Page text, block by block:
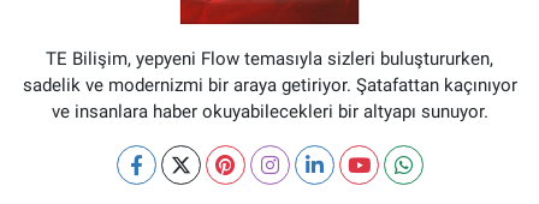
TE Bilişim, yepyeni Flow temasıyla sizleri buluştururken,
sadelik ve modernizmi bir araya getiriyor. Şatafattan kaçınıyor
ve insanlara haber okuyabilecekleri bir altyapı sunuyor.